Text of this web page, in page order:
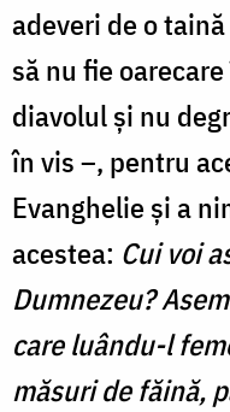
adeveri de o
să nu fie
diavolul și nu
în vis –, pentru
Evanghelie și a
acestea: Cui voi
Dumnezeu?
care luându-l
măsuri de făină,